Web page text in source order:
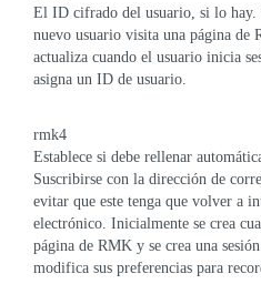
El ID cifrado del usuario, si lo hay.
nuevo usuario visita una página de
actualiza cuando el usuario inicia
asigna un ID de usuario.
rmk4
Establece si debe rellenar
Suscribirse con la dirección de
evitar que este tenga que volver a
electrónico. Inicialmente se crea
página de RMK y se crea una
modifica sus preferencias para